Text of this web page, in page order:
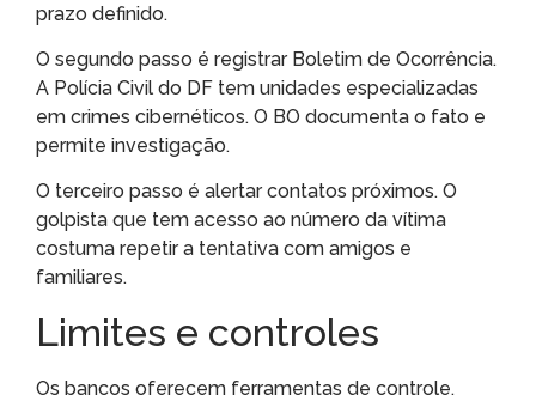
prazo definido.
O segundo passo é registrar Boletim de Ocorrência.
A Polícia Civil do DF tem unidades especializadas
em crimes cibernéticos. O BO documenta o fato e
permite investigação.
O terceiro passo é alertar contatos próximos. O
golpista que tem acesso ao número da vítima
costuma repetir a tentativa com amigos e
familiares.
Limites e controles
Os bancos oferecem ferramentas de controle.